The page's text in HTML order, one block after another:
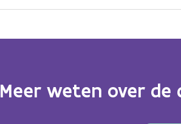
Meer weten over de